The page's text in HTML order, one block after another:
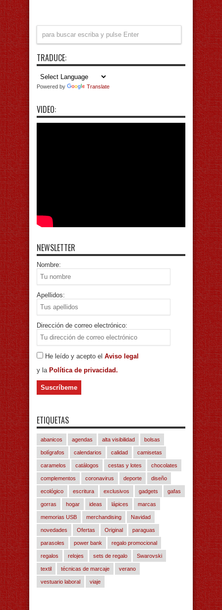
TRADUCE:
Powered by Translate
VIDEO:
NEWSLETTER
Nombre:
Apellidos:
Dirección de correo electrónico:
He leído y acepto el Aviso legal
y la Política de privacidad.
ETIQUETAS
abanicos agendas alta visibilidad bolsas
bolígrafos calendarios calidad camisetas
caramelos catálogos cestas y lotes chocolates
complementos coronavirus deporte diseño
ecológico escritura exclusivos gadgets gafas
gorras hogar ideas lápices marcas
memorias USB merchandising Navidad
novedades Ofertas Original paraguas
parasoles power bank regalo promocional
regalos relojes sets de regalo Swarovski
textil técnicas de marcaje verano
vestuario laboral viaje